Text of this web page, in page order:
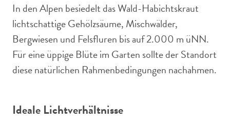
In den Alpen besiedelt das Wald-Habichtskraut
lichtschattige Gehölzsäume, Mischwälder,
Bergwiesen und Felsfluren bis auf 2.000 m üNN.
Für eine üppige Blüte im Garten sollte der Standort
diese natürlichen Rahmenbedingungen nachahmen.
Ideale Lichtverhältnisse